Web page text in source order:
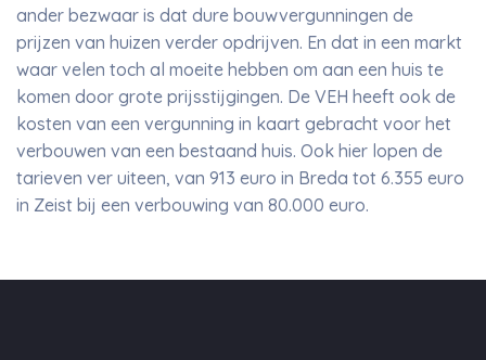
ander bezwaar is dat dure bouwvergunningen de
prijzen van huizen verder opdrijven. En dat in een markt
waar velen toch al moeite hebben om aan een huis te
komen door grote prijsstijgingen. De VEH heeft ook de
kosten van een vergunning in kaart gebracht voor het
verbouwen van een bestaand huis. Ook hier lopen de
tarieven ver uiteen, van 913 euro in Breda tot 6.355 euro
in Zeist bij een verbouwing van 80.000 euro.